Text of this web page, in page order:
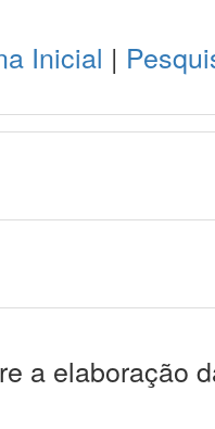
Inicial |
a elaboração